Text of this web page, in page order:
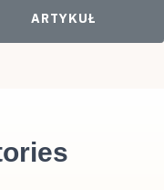
ARTYKUŁ